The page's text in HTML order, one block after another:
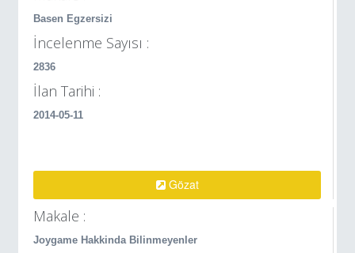
Basen Egzersizi
İncelenme Sayısı :
2836
İlan Tarihi :
2014-05-11
Gözat
Makale :
Joygame Hakkinda Bilinmeyenler